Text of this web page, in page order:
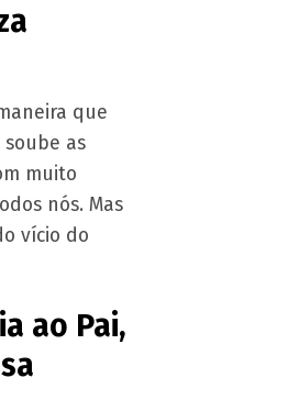
que
as
muito
nós. Mas
vício do
ao Pai,